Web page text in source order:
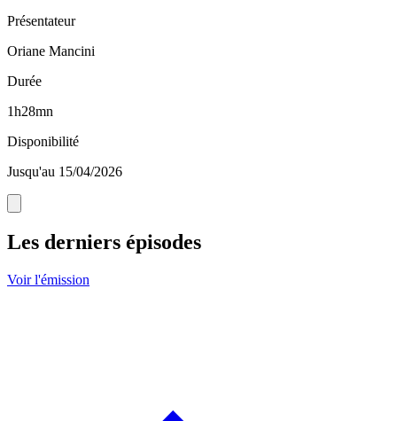
Présentateur
Oriane Mancini
Durée
1h28mn
Disponibilité
Jusqu'au 15/04/2026
Les derniers épisodes
Voir l'émission